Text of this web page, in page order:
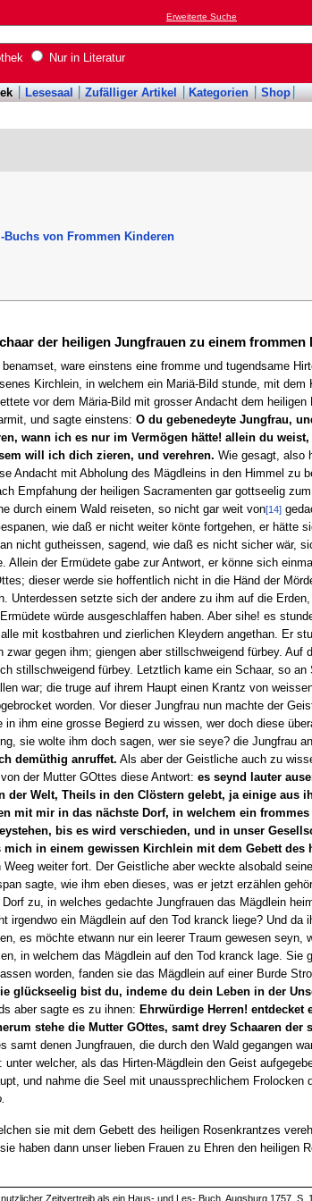
Erweiterte Suche
Nur in Literatur
Lesesaal Zufälliger Artikel Kategorien Shop
Buchs von Frommen Kinderen
der heiligen Jungfrauen zu einem frommen
ware einstens eine fromme und tugendsame
Kirchlein, in welchem ein Mariä-Bild stunde, mit
vor dem Märia-Bild mit grosser Andacht dem
und sagte einstens: O du gebenedeyte Jungfrau,
wann ich es nur im Vermögen hätte! allein du
will ich dich zieren, und verehren. Wie gesagt, also
Andacht mit Abholung des Mägdleins in den Himmel zu
Empfahung der heiligen Sacramenten gar gottseelig
durch einem Wald reiseten, so nicht gar weit von[14]
wie daß er nicht weiter könte fortgehen, er hätte
nicht gutheissen, sagend, wie daß es nicht sicher wär,
Allein der Ermüdete gabe zur Antwort, er könne sich
dieser werde sie hoffentlich nicht in die Händ der
Unterdessen setzte sich der andere zu ihm auf die
würde ausgeschlaffen haben. Aber sihe! es
mit kostbahren und zierlichen Kleydern angethan. Er
gegen ihm; giengen aber stillschweigend fürbey. Auf
stillschweigend fürbey. Letztlich kame ein Schaar, so
war; die truge auf ihrem Haupt einen Krantz von
worden. Vor dieser Jungfrau nun machte der
ihm eine grosse Begierd zu wissen, wer doch diese
sie wolte ihm doch sagen, wer sie seye? die Jungfrau
demüthig anruffet. Als aber der Geistliche auch zu
der Mutter GOttes diese Antwort: es seynd lauter
Welt, Theils in den Clöstern gelebt, ja einige aus
mit mir in das nächste Dorf, in welchem ein
bis es wird verschieden, und in unser
in einem gewissen Kirchlein mit dem Gebett des
weiter fort. Der Geistliche aber weckte alsobald
sagte, wie ihm eben dieses, was er jetzt erzählen
zu, in welches gedachte Jungfrauen das Mägdlein
irgendwo ein Mägdlein auf den Tod kranck liege? Und da
es möchte etwann nur ein leerer Traum gewesen seyn,
in welchem das Mägdlein auf den Tod kranck lage. Sie
worden, fanden sie das Mägdlein auf einer Burde
glückseelig bist du, indeme du dein Leben in der
aber sagte es zu ihnen: Ehrwürdige Herren! entdecket
stehe die Mutter GOttes, samt drey Schaaren der
denen Jungfrauen, die durch den Wald gegangen
welcher, als das Hirten-Mägdlein den Geist
und nahme die Seel mit unaussprechlichem Frolocken
sie mit dem Gebett des heiligen Rosenkrantzes
haben dann unser lieben Frauen zu Ehren den heiligen
Zeitvertreib als ein Haus- und Les- Buch. Augsburg 1757, S.